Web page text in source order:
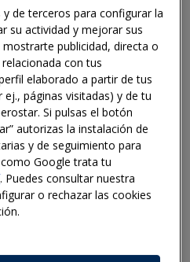
and Circle
the circular economy
of a resilient and
industry
accelerates growth with
plan through to
de terceros para configurar la
su actividad y mejorar sus
publicidad, directa o
con tus
elaborado a partir de tus
páginas visitadas) y de tu
Si pulsas el botón
autorizas la instalación de
y de seguimiento para
Google trata tu
. Puedes consultar nuestra
o rechazar las cookies